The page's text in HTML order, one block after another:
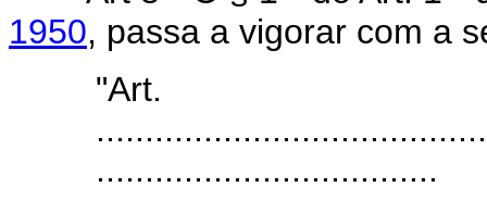
1950, passa a vigorar com a
...................................